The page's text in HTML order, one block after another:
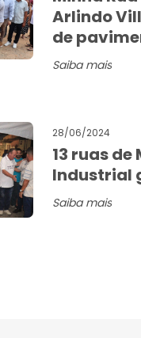
Arlindo
de
Saiba mais
28/06/2024
13 ruas
Industrial
Saiba mais